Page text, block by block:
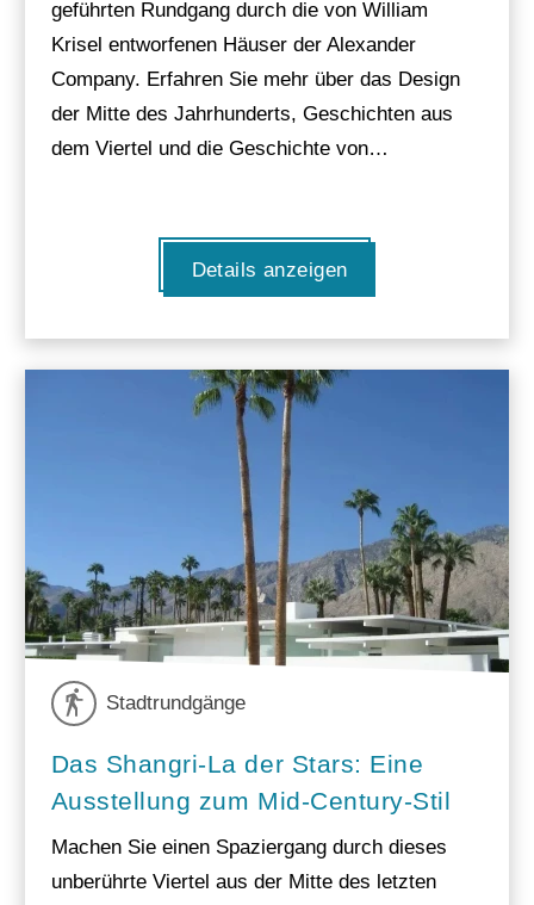
geführten Rundgang durch die von William
Krisel entworfenen Häuser der Alexander
Company. Erfahren Sie mehr über das Design
der Mitte des Jahrhunderts, Geschichten aus
dem Viertel und die Geschichte von…
Details anzeigen
Stadtrundgänge
Das Shangri-La der Stars: Eine
Ausstellung zum Mid-Century-Stil
Machen Sie einen Spaziergang durch dieses
unberührte Viertel aus der Mitte des letzten